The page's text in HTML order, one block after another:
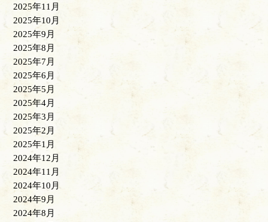
2025年11月
2025年10月
2025年9月
2025年8月
2025年7月
2025年6月
2025年5月
2025年4月
2025年3月
2025年2月
2025年1月
2024年12月
2024年11月
2024年10月
2024年9月
2024年8月